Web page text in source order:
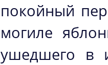
покойный
могиле
ушедшего в